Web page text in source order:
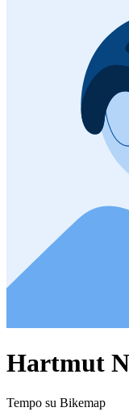
Hartmut
Tempo su Bikemap